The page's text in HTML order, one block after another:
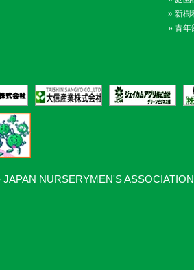
» 新樹
» 青年
JAPAN NURSERYMEN'S